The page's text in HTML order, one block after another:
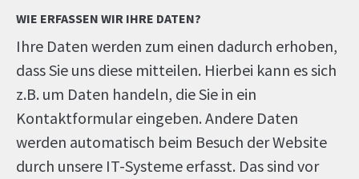
WIE ERFASSEN WIR IHRE DATEN?
Ihre Daten werden zum einen dadurch erhoben,
dass Sie uns diese mitteilen. Hierbei kann es sich
z.B. um Daten handeln, die Sie in ein
Kontaktformular eingeben. Andere Daten
werden automatisch beim Besuch der Website
durch unsere IT-Systeme erfasst. Das sind vor